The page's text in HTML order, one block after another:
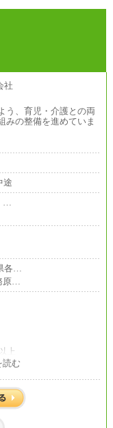
う、育児・介護との両
みの整備を進めていま
途
…
各…
原…
上
いません。
上
む